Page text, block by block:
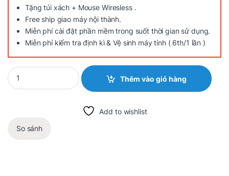
Tặng túi xách + Mouse Wiresless .
Free ship giao máy nội thành.
Miễn phí cài đặt phần mềm trong suốt thời gian sử dụng.
Miễn phí kiểm tra định kì & Vệ sinh máy tính ( 6th/1 lần )
Quantity
Thêm vào giỏ hàng
Add to wishlist
So sánh